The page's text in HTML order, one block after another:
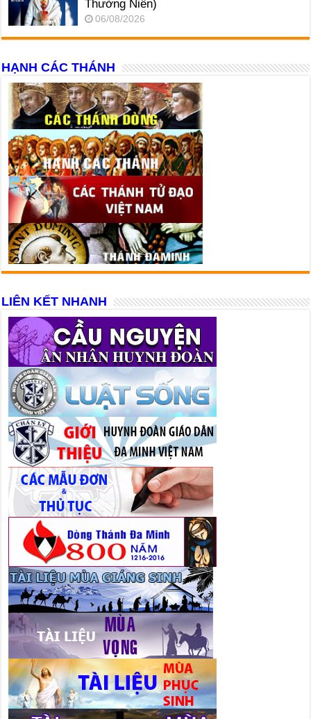
Thường Niên)
06/08/2026
HẠNH CÁC THÁNH
LIÊN KẾT NHANH